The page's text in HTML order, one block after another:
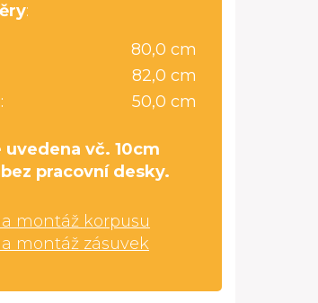
:
80,0 cm
82,0 cm
50,0 cm
uvedena vč. 10cm
pracovní desky.
montáž korpusu
montáž zásuvek